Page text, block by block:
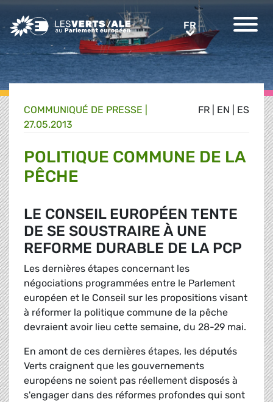
Greens/EFA Home FRFR
FR EN ES
COMMUNIQUÉ DE PRESSE
27.05.2013
POLITIQUE COMMUNE DE LA
PÊCHE
LE CONSEIL EUROPÉEN TENTE
DE SE SOUSTRAIRE À UNE
REFORME DURABLE DE LA PCP
Les dernières étapes concernant les
négociations programmées entre le Parlement
européen et le Conseil sur les propositions visant
à réformer la politique commune de la pêche
devraient avoir lieu cette semaine, du 28-29 mai.
En amont de ces dernières étapes, les députés
Verts craignent que les gouvernements
européens ne soient pas réellement disposés à
s'engager dans des réformes profondes qui sont